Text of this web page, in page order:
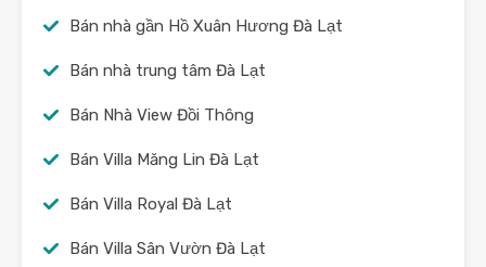
Bán nhà gần Hồ Xuân Hương Đà Lạt
Bán nhà trung tâm Đà Lạt
Bán Nhà View Đồi Thông
Bán Villa Măng Lin Đà Lạt
Bán Villa Royal Đà Lạt
Bán Villa Sân Vườn Đà Lạt